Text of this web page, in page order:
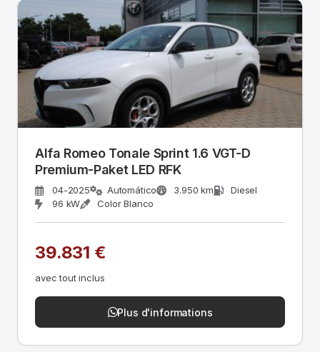
Alfa Romeo Tonale Sprint 1.6 VGT-D
Premium-Paket LED RFK
04-2025 Automático 3.950 km
Diesel
96 kW
Color Blanco
39.831 €
avec tout inclus
Plus d'informations